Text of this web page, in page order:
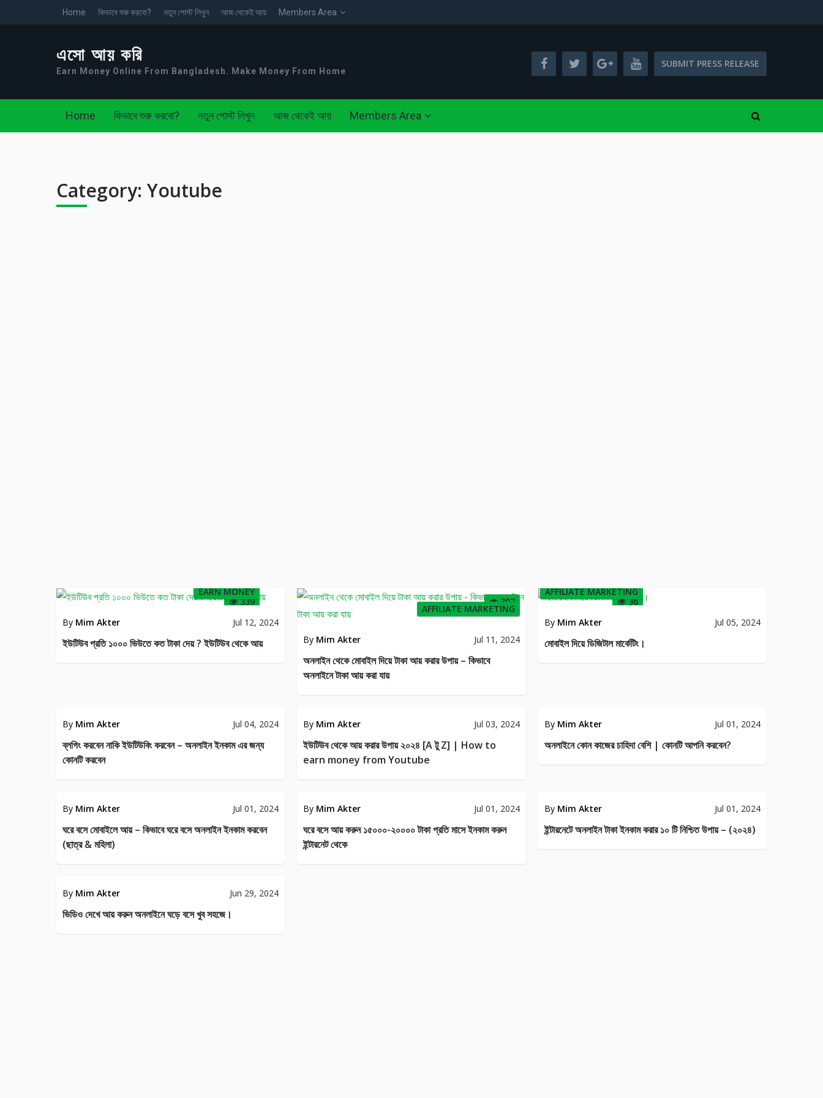
Home কিভাবে শুরু করবো? নতুন পোস্ট লিখুন আজ থেকেই আয় Members Area
এসো আয় করি
Earn Money Online From Bangladesh. Make Money From Home
SUBMIT PRESS RELEASE
Home কিভাবে শুরু করবো? নতুন পোস্ট লিখুন আজ থেকেই আয় Members Area
Category: Youtube
339
EARN MONEY
By Mim Akter Jul 12, 2024
ইউটিউব প্রতি ১০০০ ভিউতে কত টাকা দেয় ? ইউটিউব থেকে আয়
307
AFFILIATE MARKETING
By Mim Akter Jul 11, 2024
অনলাইন থেকে মোবাইল দিয়ে টাকা আয় করার উপায় – কিভাবে
অনলাইনে টাকা আয় করা যায়
36
AFFILIATE MARKETING
By Mim Akter Jul 05, 2024
মোবাইল দিয়ে ডিজিটাল মার্কেটিং।
By Mim Akter Jul 04, 2024
ব্লগিং করবেন নাকি ইউটিউবিং করবেন – অনলাইন ইনকাম এর জন্য
কোনটি করবেন
41 By Mim Akter Jul 03, 2024
ইউটিউব থেকে আয় করার উপায় ২০২৪ [A টু Z] | How to
earn money from Youtube
43
MARKETING
By Mim Akter Jul 01, 2024
অনলাইনে কোন কাজের চাহিদা বেশি | কোনটি আপনি করবেন?
By Mim Akter Jul 01, 2024
ঘরে বসে মোবাইলে আয় – কিভাবে ঘরে বসে অনলাইন ইনকাম করবেন
(ছাত্র & মহিলা)
53
MARKETING
By Mim Akter Jul 01, 2024
ঘরে বসে আয় করুন ১৫০০০-২০০০০ টাকা প্রতি মাসে ইনকাম করুন
ইন্টারনেট থেকে
56
MARKETING
By Mim Akter Jul 01, 2024
ইন্টারনেটে অনলাইন টাকা ইনকাম করার ১০ টি নিশ্চিত উপায় – (২০২৪)
By Mim Akter Jun 29, 2024
ভিডিও দেখে আয় করুন অনলাইনে ঘড়ে বসে খুব সহজে।